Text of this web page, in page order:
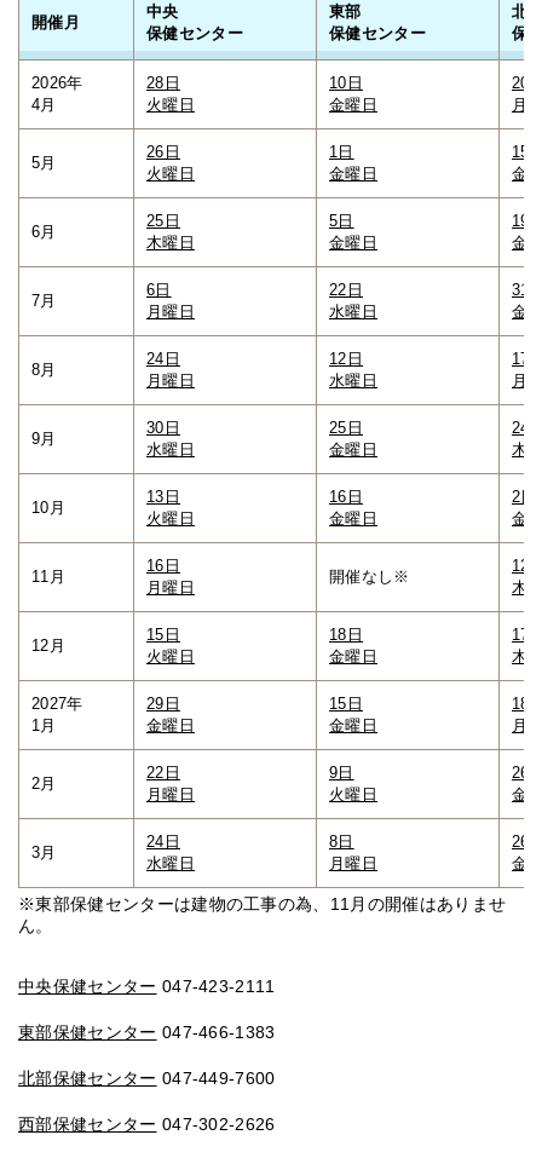
開催月
中央
保健センター
東部
保健センター
北
保
2026年
4月
28日
火曜日
10日
金曜日
20
月
5月
26日
火曜日
1日
金曜日
15
金
6月
25日
木曜日
5日
金曜日
19
金
7月
6日
月曜日
22日
水曜日
31
金
8月
24日
月曜日
12日
水曜日
17
月
9月
30日
水曜日
25日
金曜日
24
木
10月
13日
火曜日
16日
金曜日
2日
金
11月
16日
月曜日
開催なし※
12
木
12月
15日
火曜日
18日
金曜日
17
木
2027年
1月
29日
金曜日
15日
金曜日
18
月
2月
22日
月曜日
9日
火曜日
26
金
3月
24日
水曜日
8日
月曜日
26
金
※東部保健センターは建物の工事の為、11月の開催はありませ
ん。
中央保健センター 047-423-2111
東部保健センター 047-466-1383
北部保健センター 047-449-7600
西部保健センター 047-302-2626